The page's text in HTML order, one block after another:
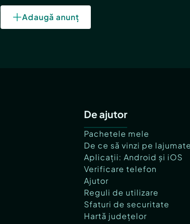
Adaugă anunț
De ajutor
Pachetele mele
De ce să vinzi pe
Aplicații: Android și iOS
Verificare telefon
Ajutor
Reguli de utilizare
Sfaturi de securitate
Hartă județelor